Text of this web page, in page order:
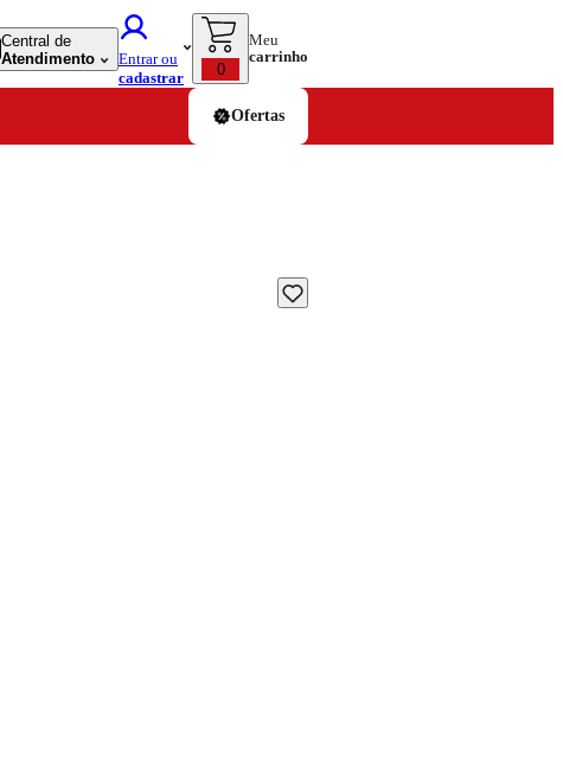
Central de
Atendimento
Entrar ou
cadastrar
0
Meu
carrinho
Ofertas